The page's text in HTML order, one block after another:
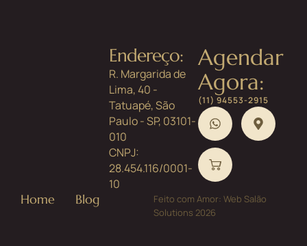
Endereço:
R. Margarida de
Lima, 40 -
Tatuapé, São
Paulo - SP, 03101-
010
CNPJ:
28.454.116/0001-
10
Agendar
Agora:
(11) 94553-2915
Home Blog
Feito com Amor: Web Salão
Solutions 2026